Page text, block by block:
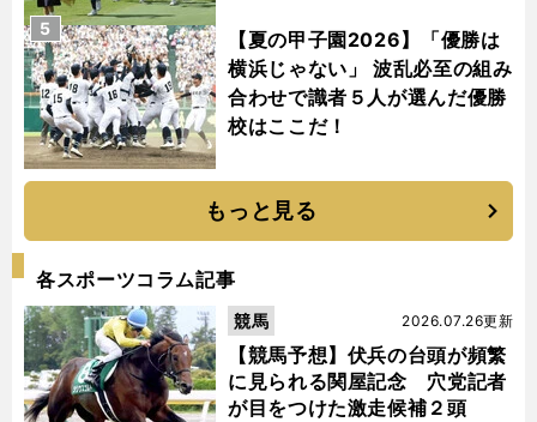
【夏の甲子園2026】「優勝は
横浜じゃない」 波乱必至の組み
合わせで識者５人が選んだ優勝
校はここだ！
5
もっと見る
各スポーツコラム記事
【競馬予想】伏兵の台頭が頻繁
に見られる関屋記念 穴党記者
が目をつけた激走候補２頭
2026.07.26更新
競馬